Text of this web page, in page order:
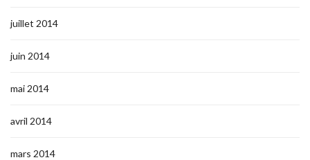
juillet 2014
juin 2014
mai 2014
avril 2014
mars 2014